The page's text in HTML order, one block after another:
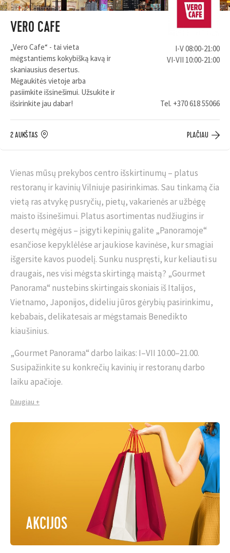
VERO CAFE
„Vero Cafe“ - tai vieta
mėgstantiems kokybišką kavą ir
skaniausius desertus.
Mėgaukitės vietoje arba
pasiimkite išsinešimui. Užsukite ir
išsirinkite jau dabar!
I-V 08:00-21:00
VI-VII 10:00-21:00
Tel. +370 618 55066
2 AUKŠTAS PLAČIAU
Vienas mūsų prekybos centro išskirtinumų – platus
restoranų ir kavinių Vilniuje pasirinkimas. Sau tinkamą čia
vietą ras atvykę pusryčių, pietų, vakarienės ar užbėgę
maisto išsinešimui. Platus asortimentas nudžiugins ir
desertų mėgėjus – įsigyti kepinių galite „Panoramoje“
esančiose kepyklėlėse ar jaukiose kavinėse, kur smagiai
išgersite kavos puodelį. Sunku nuspręsti, kur keliauti su
draugais, nes visi mėgsta skirtingą maistą? „Gourmet
Panorama“ nustebins skirtingais skoniais iš Italijos,
Vietnamo, Japonijos, dideliu jūros gėrybių pasirinkimu,
kebabais, delikatesais ar mėgstamais Benedikto
kiaušinius.
„Gourmet Panorama“ darbo laikas: I–VII 10.00–21.00.
Susipažinkite su konkrečių kavinių ir restoranų darbo
laiku apačioje.
Daugiau
AKCIJOS